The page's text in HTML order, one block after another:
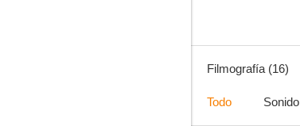
Filmografía (16)
Todo Sonido